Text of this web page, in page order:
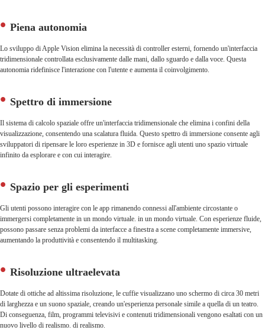
Piena autonomia
Lo sviluppo di Apple Vision elimina la necessità di controller esterni, fornendo un'interfaccia
tridimensionale controllata esclusivamente dalle mani, dallo sguardo e dalla voce. Questa
autonomia ridefinisce l'interazione con l'utente e aumenta il coinvolgimento.
Spettro di immersione
Il sistema di calcolo spaziale offre un'interfaccia tridimensionale che elimina i confini della
visualizzazione, consentendo una scalatura fluida. Questo spettro di immersione consente agli
sviluppatori di ripensare le loro esperienze in 3D e fornisce agli utenti uno spazio virtuale
infinito da esplorare e con cui interagire.
Spazio per gli esperimenti
Gli utenti possono interagire con le app rimanendo connessi all'ambiente circostante o
immergersi completamente in un mondo virtuale. in un mondo virtuale. Con esperienze fluide,
possono passare senza problemi da interfacce a finestra a scene completamente immersive,
aumentando la produttività e consentendo il multitasking.
Risoluzione ultraelevata
Dotate di ottiche ad altissima risoluzione, le cuffie visualizzano uno schermo di circa 30 metri
di larghezza e un suono spaziale, creando un'esperienza personale simile a quella di un teatro.
Di conseguenza, film, programmi televisivi e contenuti tridimensionali vengono esaltati con un
nuovo livello di realismo. di realismo.